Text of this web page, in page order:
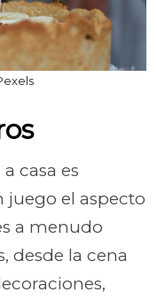
casa es
juego el aspecto
a menudo
desde la cena